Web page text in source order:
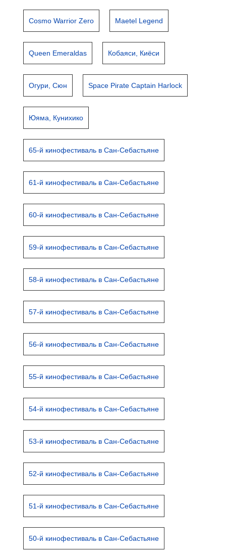
Cosmo Warrior Zero Maetel Legend
Queen Emeraldas Кобаяси, Киёси
Огури, Сюн Space Pirate Captain Harlock
Юяма, Кунихико
65-й кинофестиваль в Сан-Себастьяне
61-й кинофестиваль в Сан-Себастьяне
60-й кинофестиваль в Сан-Себастьяне
59-й кинофестиваль в Сан-Себастьяне
58-й кинофестиваль в Сан-Себастьяне
57-й кинофестиваль в Сан-Себастьяне
56-й кинофестиваль в Сан-Себастьяне
55-й кинофестиваль в Сан-Себастьяне
54-й кинофестиваль в Сан-Себастьяне
53-й кинофестиваль в Сан-Себастьяне
52-й кинофестиваль в Сан-Себастьяне
51-й кинофестиваль в Сан-Себастьяне
50-й кинофестиваль в Сан-Себастьяне